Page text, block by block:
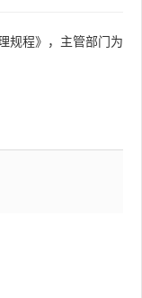
规程》，主管部门为